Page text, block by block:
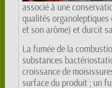
associé à une
qualités
et son arôme) et durcit
La fumée de la
substances
croissance de
surface du produit ; un